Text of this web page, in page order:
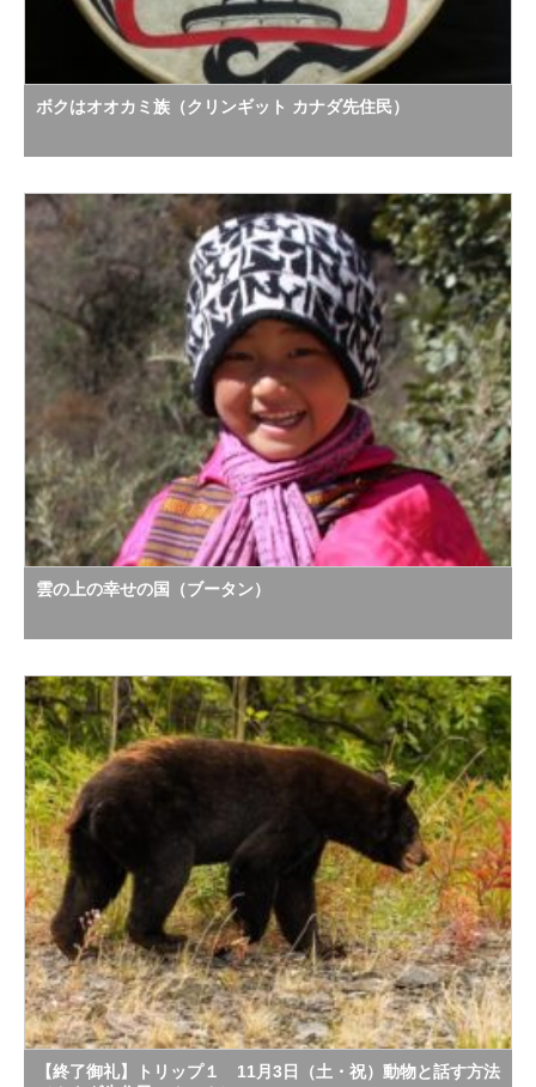
ボクはオオカミ族（クリンギット カナダ先住民）
雲の上の幸せの国（ブータン）
【終了御礼】トリップ１ 11月3日（土・祝）動物と話す方法